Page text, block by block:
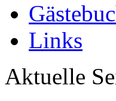
Links
Aktuelle